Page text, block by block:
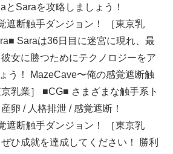
とSaraを攻略しましょう！
遮断触手ダンジョン！ ［東京乳
Saraは36日目に迷宮に現れ、最
女に勝つためにテクノロジーをア
う！ MazeCave〜俺の感覚遮断触
乳業］ ■CG■ さまざまな触手系ト
卵 / 人格排泄 / 感覚遮断！
遮断触手ダンジョン！ ［東京乳
ひ成就を達成してください！ 勝利